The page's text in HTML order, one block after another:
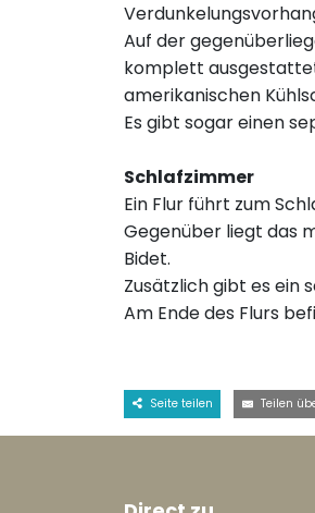
Auf der
komplett
amerikanischen
Es gibt sogar einen
Schlafzimmer
Ein Flur führt zum
Gegenüber liegt das
Bidet.
Zusätzlich gibt es ein
Am Ende des Flurs
Seite teilen Teilen